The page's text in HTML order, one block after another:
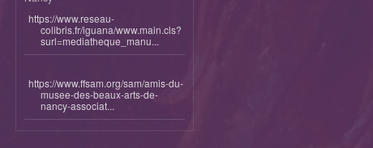
https://www.reseau-
colibris.fr/iguana/www.main.cls?
surl=mediatheque_manu...
https://www.ffsam.org/sam/amis-du-
musee-des-beaux-arts-de-
nancy-associat...